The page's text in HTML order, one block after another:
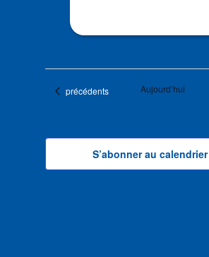
Évènements
précédents Aujourd’hui
S’abonner au calendrier